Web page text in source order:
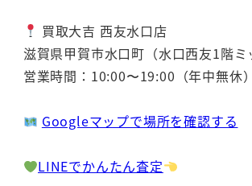
買取大吉 西友水口店
滋賀県甲賀市水口町（水口西友1階ミ
営業時間：10:00〜19:00（年中無休）
Googleマップで場所を確認する
LINEでかんたん査定